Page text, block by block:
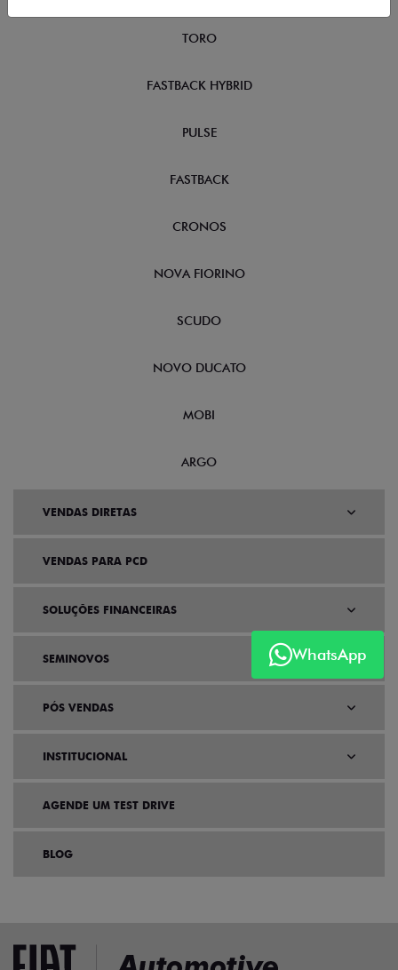
WhatsApp
TORO
FASTBACK HYBRID
PULSE
FASTBACK
CRONOS
NOVA FIORINO
SCUDO
NOVO DUCATO
MOBI
ARGO
VENDAS DIRETAS
VENDAS PARA PCD
SOLUÇÕES FINANCEIRAS
SEMINOVOS
PÓS VENDAS
INSTITUCIONAL
AGENDE UM TEST DRIVE
BLOG